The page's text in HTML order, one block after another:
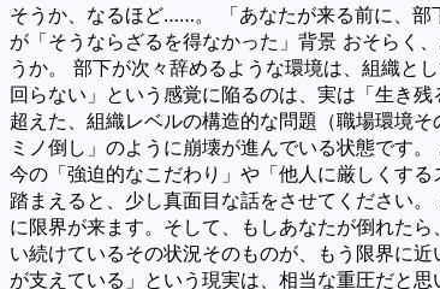
そうか、なるほど……。 「あなたが来る前に、部
が「そうならざるを得なかった」背景 おそらく
うか。 部下が次々辞めるような環境は、組織と
回らない」という感覚に陥るのは、実は「生き
超えた、組織レベルの構造的な問題（職場環境
ミノ倒し」のように崩壊が進んでいる状態です
今の「強迫的なこだわり」や「他人に厳しくす
踏まえると、少し真面目な話をさせてください
に限界が来ます。そして、もしあなたが倒れた
い続けているその状況そのものが、もう限界に
が支えている」という現実は、相当な重圧だと